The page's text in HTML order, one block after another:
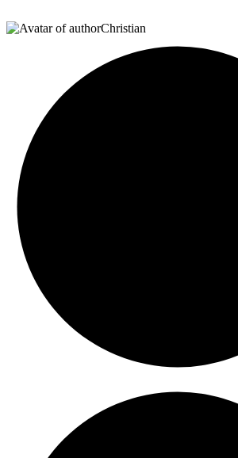
Christian